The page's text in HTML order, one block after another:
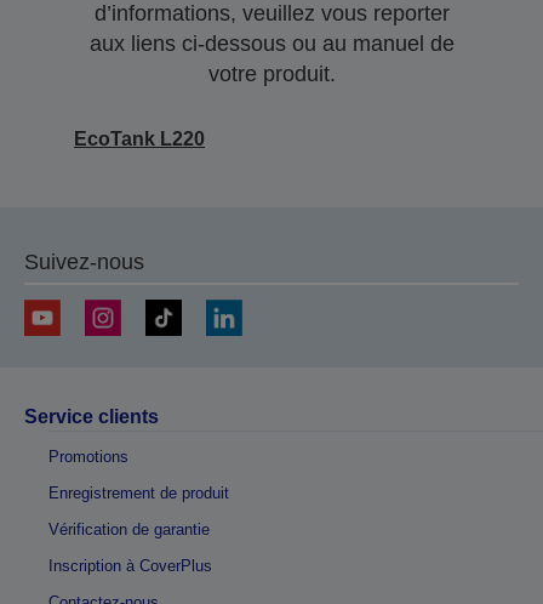
d’informations, veuillez vous reporter
aux liens ci-dessous ou au manuel de
votre produit.
EcoTank L220
Suivez-nous
Service clients
Promotions
Enregistrement de produit
Vérification de garantie
Inscription à CoverPlus